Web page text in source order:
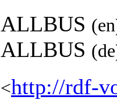
ALLBUS
ALLBUS
<http://rdf-